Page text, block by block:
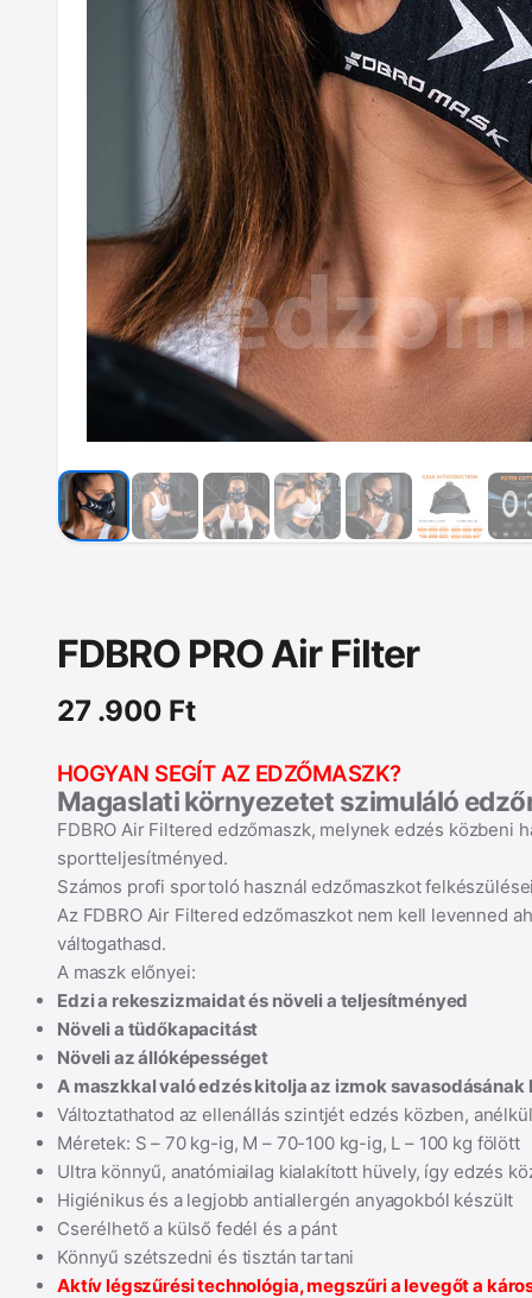
FDBRO PRO Air Filter
27 .900 Ft
HOGYAN SEGÍT AZ EDZŐMASZK?
Magaslati környezetet szimuláló
FDBRO Air Filtered edzőmaszk, melynek edzés közbeni
sportteljesítményed.
Számos profi sportoló használ edzőmaszkot
Az FDBRO Air Filtered edzőmaszkot nem kell levenned
váltogathasd.
A maszk előnyei:
Edzi a rekeszizmaidat és növeli a teljesítményed
Növeli a tüdőkapacitást
Növeli az állóképességet
A maszkkal való edzés kitolja az izmok
Változtathatod az ellenállás szintjét edzés közben,
Méretek: S – 70 kg-ig, M – 70-100 kg-ig, L – 100 kg fölött
Ultra könnyű, anatómiailag kialakított hüvely, így edzés
Higiénikus és a legjobb antiallergén anyagokból készült
Cserélhető a külső fedél és a pánt
Könnyű szétszedni és tisztán tartani
Aktív légszűrési technológia, megszűri a levegőt a